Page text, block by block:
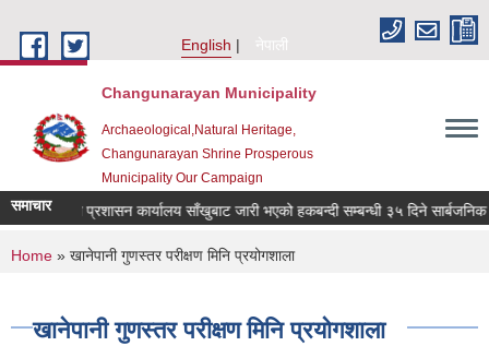
English
नेपाली
Changunarayan Municipality
Archaeological,Natural Heritage,
Changunarayan Shrine Prosperous
Municipality Our Campaign
समाचारभुमि प्रशासन कार्यालय साँखुबाट जारी भएको हकबन्दी सम्बन्धी ३५ दिने सार्बजनिक
You are here
Home » खानेपानी गुणस्तर परीक्षण मिनि प्रयोगशाला
खानेपानी गुणस्तर परीक्षण मिनि प्रयोगशाला